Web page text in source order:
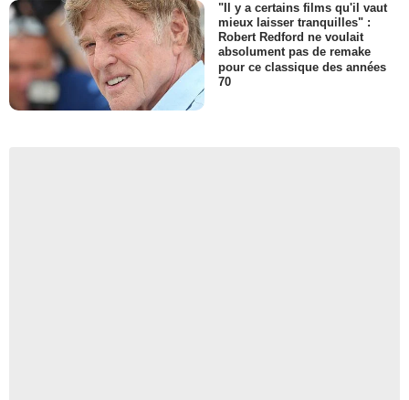
"Il y a certains films qu'il vaut
mieux laisser tranquilles" :
Robert Redford ne voulait
absolument pas de remake
pour ce classique des années
70